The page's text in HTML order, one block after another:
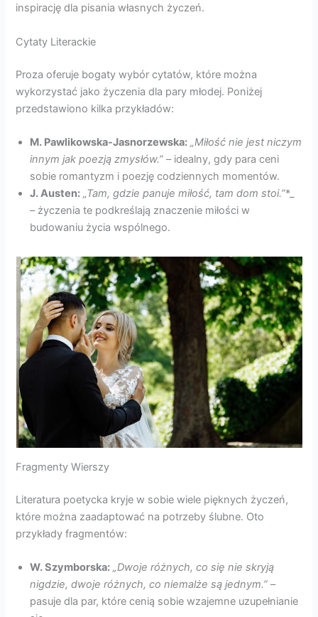
inspirację dla pisania własnych życzeń.
Cytaty Literackie
Proza oferuje bogaty wybór cytatów, które można
wykorzystać jako życzenia dla pary młodej. Poniżej
przedstawiono kilka przykładów:
M. Pawlikowska-Jasnorzewska: „Miłość nie jest niczym
innym jak poezją zmysłów.” – idealny, gdy para ceni
sobie romantyzm i poezję codziennych momentów.
J. Austen: „Tam, gdzie panuje miłość, tam dom stoi.”*_
– życzenia te podkreślają znaczenie miłości w
budowaniu życia wspólnego.
Fragmenty Wierszy
Literatura poetycka kryje w sobie wiele pięknych życzeń,
które można zaadaptować na potrzeby ślubne. Oto
przykłady fragmentów:
W. Szymborska: „Dwoje różnych, co się nie skryją
nigdzie, dwoje różnych, co niemalże są jednym.” –
pasuje dla par, które cenią sobie wzajemne uzupełnianie